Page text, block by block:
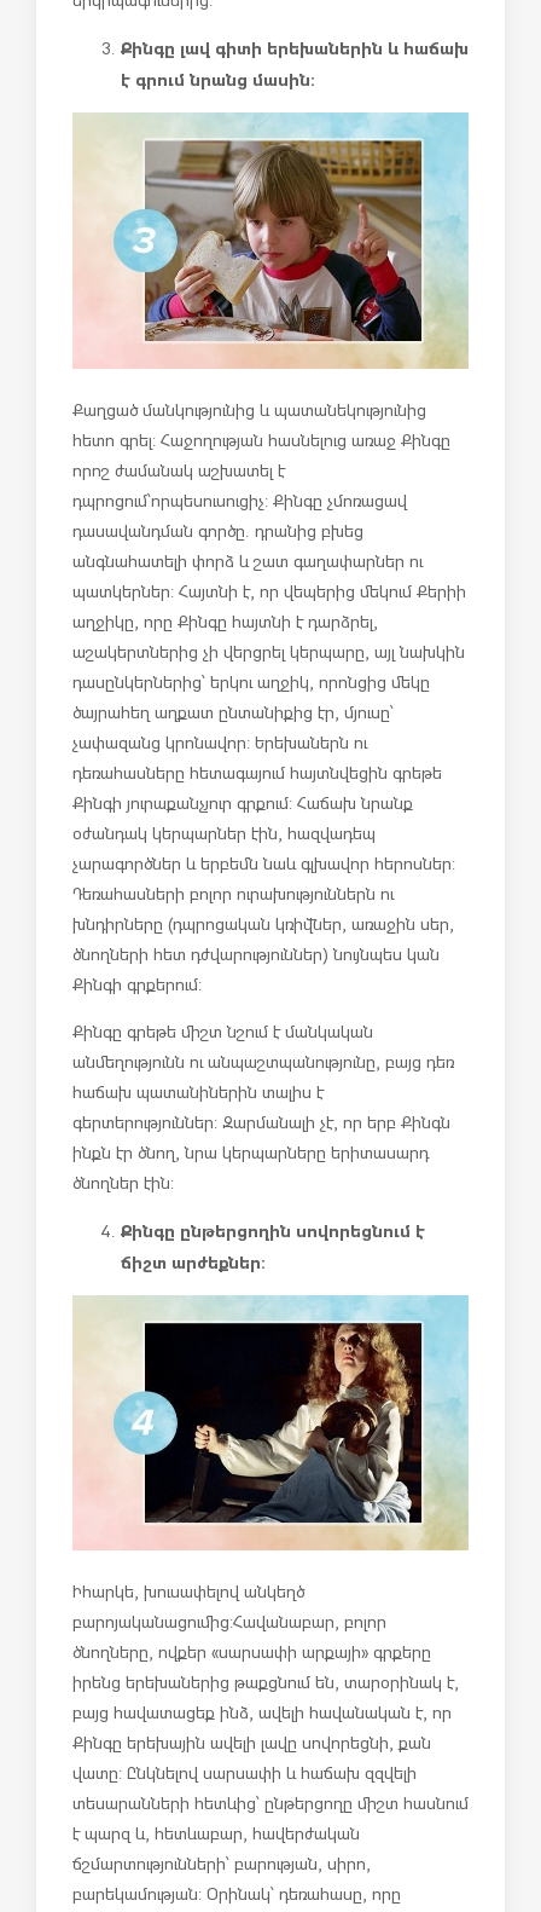
Քինգը լավ գիտի երեխաներին և հաճախ
է գրում նրանց մասին:
Քաղցած մանկությունից և պատանեկությունից
հետո գրել: Հաջողության հասնելուց առաջ Քինգը
որոշ ժամանակ աշխատել է
դպրոցում՝որպեսուսուցիչ: Քինգը չմոռացավ
դասավանդման գործը. դրանից բխեց
անգնահատելի փորձ և շատ գաղափարներ ու
պատկերներ: Հայտնի է, որ վեպերից մեկում Քերիի
աղջիկը, որը Քինգը հայտնի է դարձրել,
աշակերտներից չի վերցրել կերպարը, այլ նախկին
դասընկերներից՝ երկու աղջիկ, որոնցից մեկը
ծայրահեղ աղքատ ընտանիքից էր, մյուսը՝
չափազանց կրոնավոր: Երեխաներն ու
դեռահասները հետագայում հայտնվեցին գրեթե
Քինգի յուրաքանչյուր գրքում: Հաճախ նրանք
օժանդակ կերպարներ էին, հազվադեպ
չարագործներ և երբեմն նաև գլխավոր հերոսներ:
Դեռահասների բոլոր ուրախություններն ու
խնդիրները (դպրոցական կռիվներ, առաջին սեր,
ծնողների հետ դժվարություններ) նույնպես կան
Քինգի գրքերում:
Քինգը գրեթե միշտ նշում է մանկական
անմեղությունն ու անպաշտպանությունը, բայց դեռ
հաճախ պատանիներին տալիս է
գերտերություններ: Զարմանալի չէ, որ երբ Քինգն
ինքն էր ծնող, նրա կերպարները երիտասարդ
ծնողներ էին:
Քինգը ընթերցողին սովորեցնում է
ճիշտ արժեքներ:
Իհարկե, խուսափելով անկեղծ
բարոյականացումից:Հավանաբար, բոլոր
ծնողները, ովքեր «սարսափի արքայի» գրքերը
իրենց երեխաներից թաքցնում են, տարօրինակ է,
բայց հավատացեք ինձ, ավելի հավանական է, որ
Քինգը երեխային ավելի լավը սովորեցնի, քան
վատը: Ընկնելով սարսափի և հաճախ զզվելի
տեսարանների հետևից՝ ընթերցողը միշտ հասնում
է պարզ և, հետևաբար, հավերժական
ճշմարտությունների՝ բարության, սիրո,
բարեկամության: Օրինակ՝ դեռահասը, որը